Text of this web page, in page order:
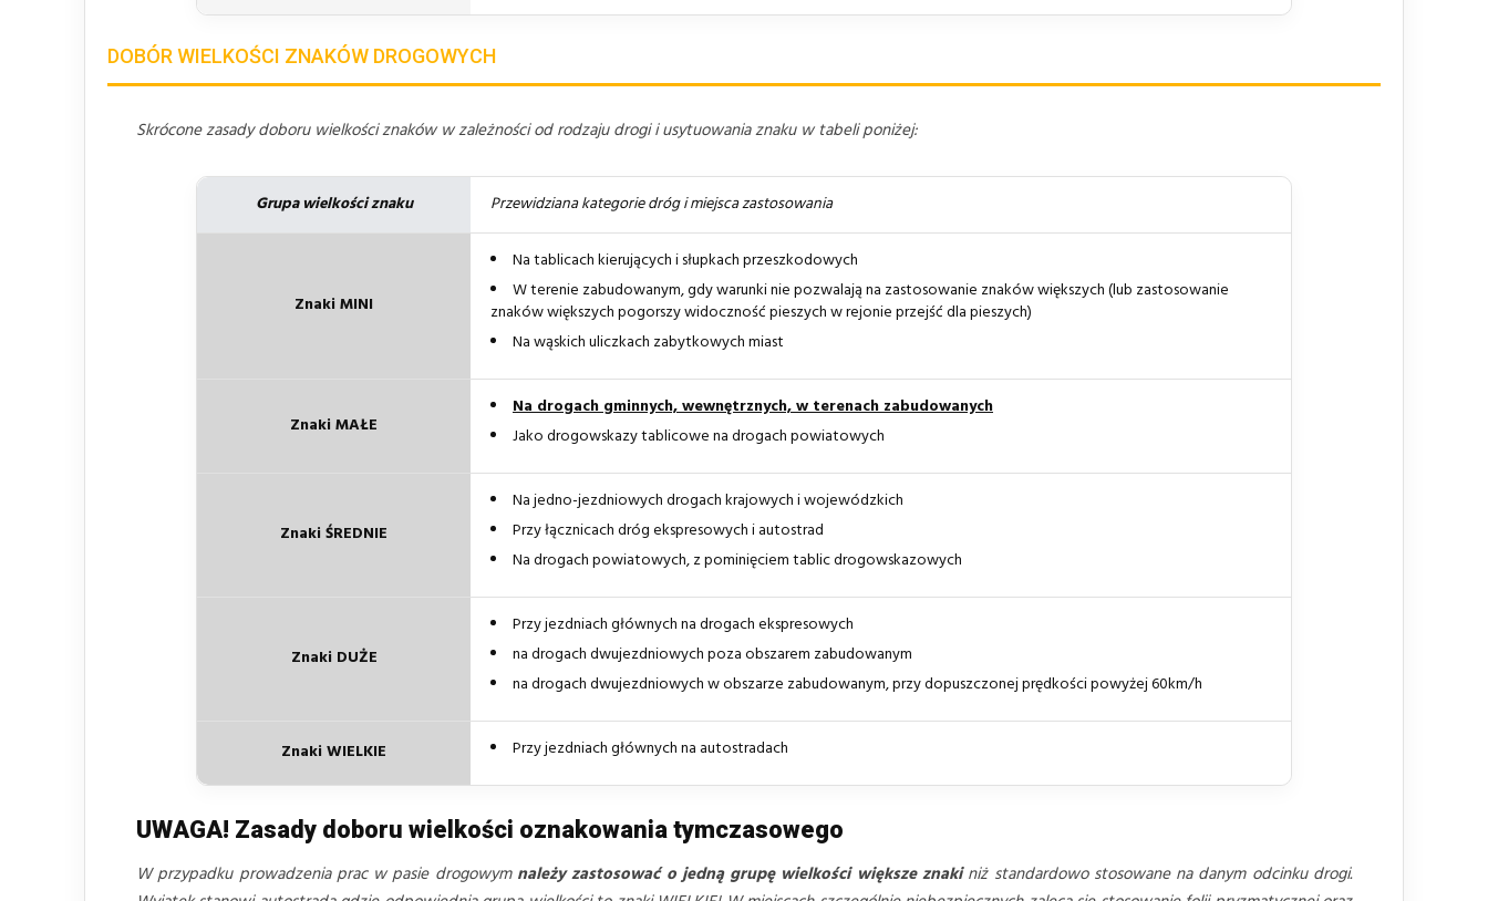
DOBÓR WIELKOŚCI ZNAKÓW DROGOWYCH
Skrócone zasady doboru wielkości znaków w zależności od rodzaju drogi i usytuowania znaku w tabeli poniżej:
Grupa wielkości znaku Przewidziana kategorie dróg i miejsca zastosowania
Znaki MINI
Na tablicach kierujących i słupkach przeszkodowych
W terenie zabudowanym, gdy warunki nie pozwalają na zastosowanie znaków większych (lub zastosowanie
znaków większych pogorszy widoczność pieszych w rejonie przejść dla pieszych)
Na wąskich uliczkach zabytkowych miast
Znaki MAŁE
Na drogach gminnych, wewnętrznych, w terenach zabudowanych
Jako drogowskazy tablicowe na drogach powiatowych
Znaki ŚREDNIE
Na jedno-jezdniowych drogach krajowych i wojewódzkich
Przy łącznicach dróg ekspresowych i autostrad
Na drogach powiatowych, z pominięciem tablic drogowskazowych
Znaki DUŻE
Przy jezdniach głównych na drogach ekspresowych
na drogach dwujezdniowych poza obszarem zabudowanym
na drogach dwujezdniowych w obszarze zabudowanym, przy dopuszczonej prędkości powyżej 60km/h
Znaki WIELKIE Przy jezdniach głównych na autostradach
UWAGA! Zasady doboru wielkości oznakowania tymczasowego
W przypadku prowadzenia prac w pasie drogowym należy zastosować o jedną grupę wielkości większe znakiniż standardowo stosowane na danym odcinku drogi.